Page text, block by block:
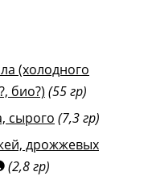
(холодного
био?) (55 гр)
сырого (7,3 гр)
дрожжевых
(2,8 гр)